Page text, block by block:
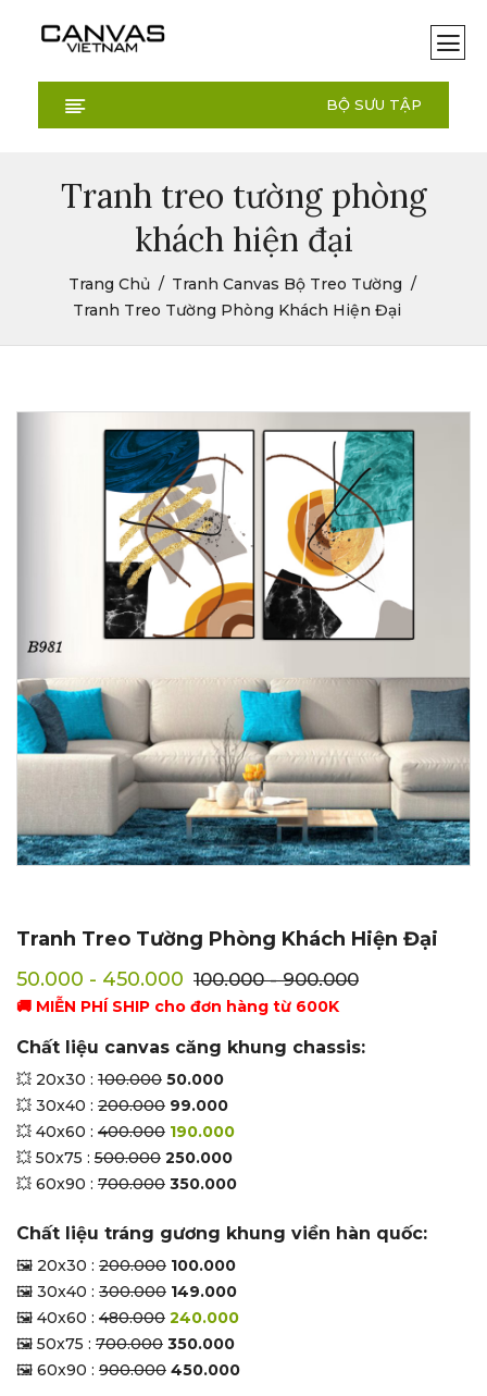
BỘ SƯU TẬP
Tranh treo tường phòng
khách hiện đại
Trang Chủ
Tranh Canvas Bộ Treo Tường
Tranh Treo Tường Phòng Khách Hiện Đại
Tranh Treo Tường Phòng Khách Hiện Đại
50.000 - 450.000 100.000 - 900.000
🚚 MIỄN PHÍ SHIP cho đơn hàng từ 600K
Chất liệu canvas căng khung chassis:
💥 20x30 : 100.000 50.000
💥 30x40 : 200.000 99.000
💥 40x60 : 400.000 190.000
💥 50x75 : 500.000 250.000
💥 60x90 : 700.000 350.000
Chất liệu tráng gương khung viền hàn quốc:
🖼 20x30 : 200.000 100.000
🖼 30x40 : 300.000 149.000
🖼 40x60 : 480.000 240.000
🖼 50x75 : 700.000 350.000
🖼 60x90 : 900.000 450.000